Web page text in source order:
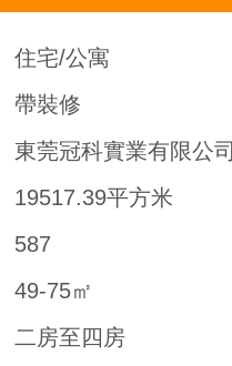
住宅/公寓
帶裝修
東莞冠科實業有限公司
19517.39平方米
587
49-75㎡
二房至四房